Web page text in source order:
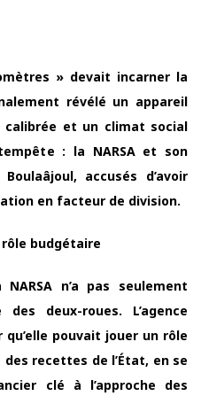
» devait incarner la
révélé un appareil
et un climat social
: la NARSA et son
accusés d’avoir
en facteur de division.
rôle budgétaire
n’a pas seulement
deux-roues. L’agence
pouvait jouer un rôle
recettes de l’État, en se
clé à l’approche des